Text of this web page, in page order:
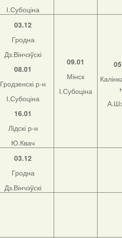
І.Субоціна
03.12
Гродна
Дз.Вінчэўскі
08.01
Гродзенскі р-н
І.Субоціна
16.01
Лідскі р-н
Ю.Квач
09.01
Мінск
І.Субоціна
03.12
Гродна
Дз.Вінчэўскі